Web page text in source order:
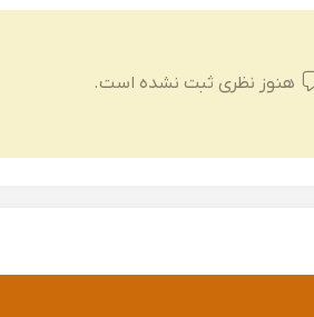
هنوز نظری ثبت نشده است.